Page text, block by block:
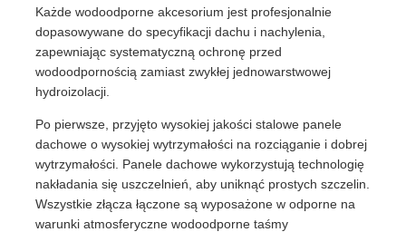
Każde wodoodporne akcesorium jest profesjonalnie
dopasowywane do specyfikacji dachu i nachylenia,
zapewniając systematyczną ochronę przed
wodoodpornością zamiast zwykłej jednowarstwowej
hydroizolacji.
Po pierwsze, przyjęto wysokiej jakości stalowe panele
dachowe o wysokiej wytrzymałości na rozciąganie i dobrej
wytrzymałości. Panele dachowe wykorzystują technologię
nakładania się uszczelnień, aby uniknąć prostych szczelin.
Wszystkie złącza łączone są wyposażone w odporne na
warunki atmosferyczne wodoodporne taśmy